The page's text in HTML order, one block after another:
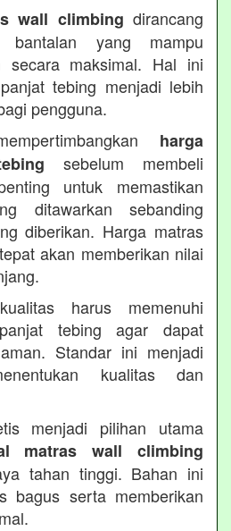
wall climbing dirancang
bantalan yang mampu
secara maksimal. Hal ini
tebing menjadi lebih
pengguna.
harga
sebelum membeli
untuk memastikan
ditawarkan sebanding
diberikan. Harga matras
akan memberikan nilai
harus memenuhi
tebing agar dapat
Standar ini menjadi
kualitas dan
menjadi pilihan utama
matras wall climbing
tahan tinggi. Bahan ini
bagus serta memberikan